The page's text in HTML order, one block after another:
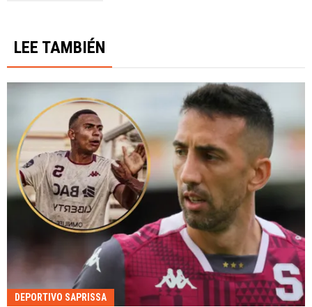
LEE TAMBIÉN
DEPORTIVO SAPRISSA